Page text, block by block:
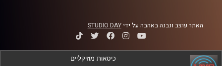
האתר עוצב ונבנה באהבה על ידיSTUDIO DAY
כיסאות מוזיקליים